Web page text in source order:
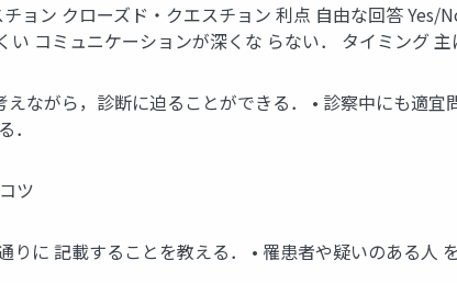
ョン クローズド・クエスチョン 利点 自由な回答
コミュニケーションが深くな らない． タイミング
ながら，診断に迫ることができる． • 診察中にも適
ツ
に 記載することを教える． • 罹患者や疑いのある人